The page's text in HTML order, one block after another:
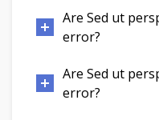
Are Sed ut
error?
Are Sed ut
error?